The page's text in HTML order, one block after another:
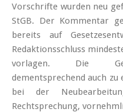
Vorschrifte wurden neu
StGB. Der Kommentar
bereits auf
Redaktionsschluss
vorlagen. Die
dementsprechend auch zu
bei der
Rechtsprechung,